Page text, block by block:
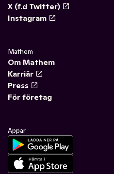
X (f.d Twitter)
Instagram
Mathem
Om Mathem
Karriär
Press
För företag
Appar